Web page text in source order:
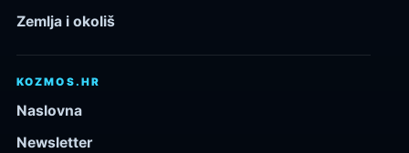
Zemlja i okoliš
KOZMOS.HR
Naslovna
Newsletter